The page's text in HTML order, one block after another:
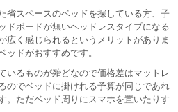
省スペースのベッドを探している方、子
ドボードが無いヘッドレスタイプになる
広く感じられるというメリットがありま
ドがおすすめです。
いるものが殆どなので価格差はマットレ
のでベッドに掛けれる予算が同じであれ
。ただベッド周りにスマホを置いたりす